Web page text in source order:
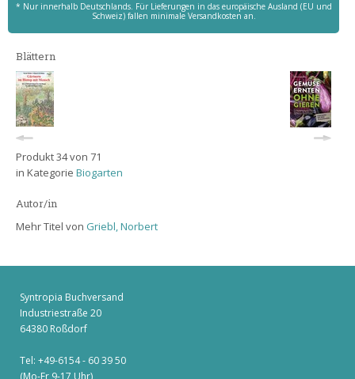
* Nur innerhalb Deutschlands. Für Lieferungen in das europäische Ausland (EU und
Schweiz) fallen minimale Versandkosten an.
Blättern
Produkt 34 von 71
in Kategorie Biogarten
Autor/in
Mehr Titel von Griebl, Norbert
Syntropia Buchversand
Industriestraße 20
64380 Roßdorf
Tel: +49-6154 - 60 39 50
(Mo-Fr 9-17 Uhr)